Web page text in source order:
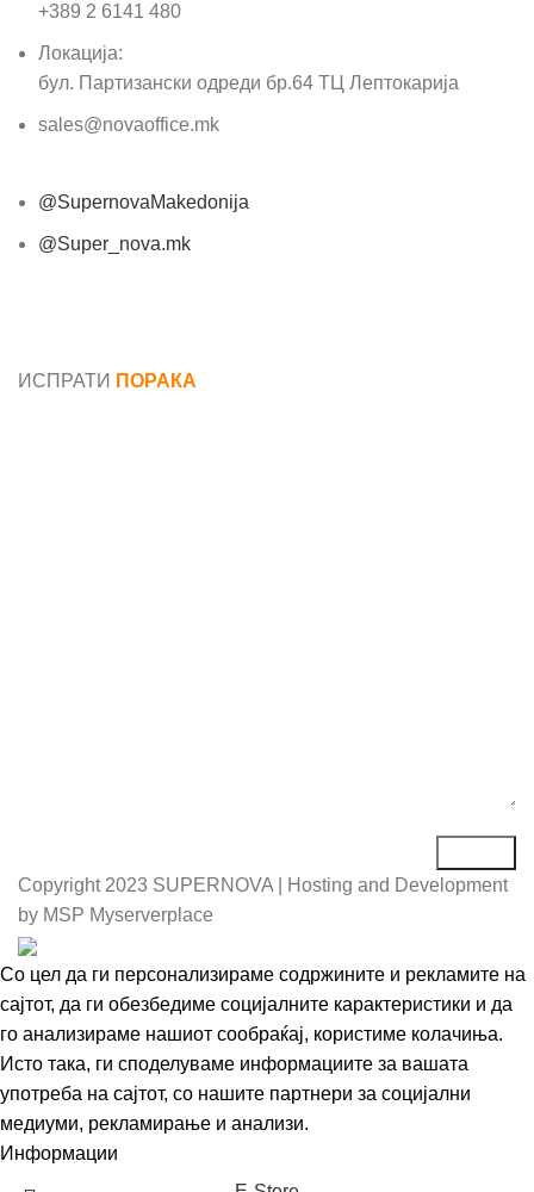
+389 2 6141 480
Локација:
бул. Партизански одреди бр.64 ТЦ Лептокарија
sales@novaoffice.mk
@SupernovaMakedonija
@Super_nova.mk
ИСПРАТИ ПОРАКА
Copyright 2023 SUPERNOVA | Hosting and Development
by MSP Myserverplace
Со цел да ги персонализираме содржините и рекламите на
сајтот, да ги обезбедиме социјалните карактеристики и да
го анализираме нашиот сообраќај, користиме колачиња.
Исто така, ги споделуваме информациите за вашата
употреба на сајтот, со нашите партнери за социјални
медиуми, рекламирање и анализи.
Информации